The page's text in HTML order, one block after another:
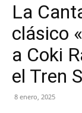
La
clásico
a Coki
el Tren
8 enero, 2025